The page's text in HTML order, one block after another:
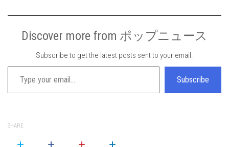
Discover more from ポップニュース
Subscribe to get the latest posts sent to your email.
Type your email…
Subscribe
SHARE